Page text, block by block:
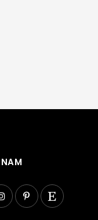
NAM